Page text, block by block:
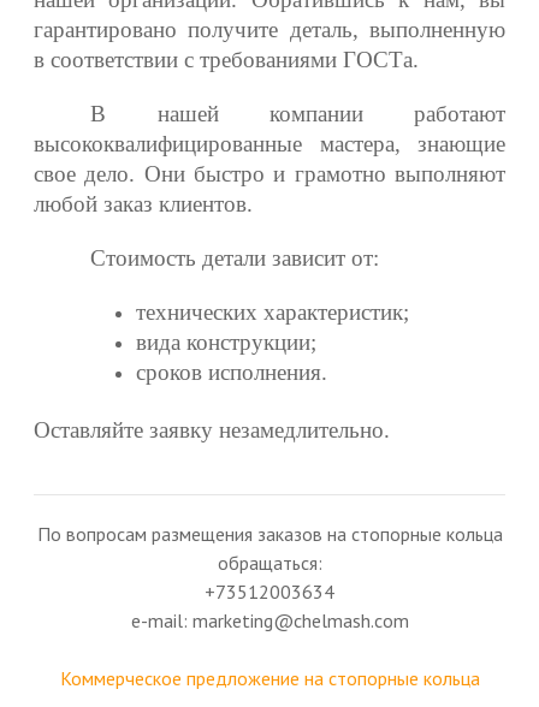
гарантировано получите деталь, выполненную
в соответствии с требованиями ГОСТа.
В нашей компании работают
высококвалифицированные мастера, знающие
свое дело. Они быстро и грамотно выполняют
любой заказ клиентов.
Стоимость детали зависит от:
технических характеристик;
вида конструкции;
сроков исполнения.
Оставляйте заявку незамедлительно.
По вопросам размещения заказов на стопорные кольца
обращаться:
+73512003634
e-mail: marketing@chelmash.com
Коммерческое предложение на стопорные кольца